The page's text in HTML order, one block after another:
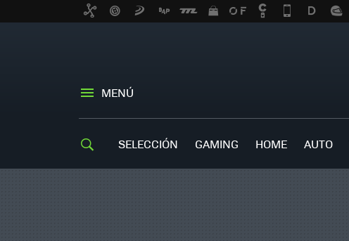
MENÚ
SELECCIÓN GAMING HOME AUTO